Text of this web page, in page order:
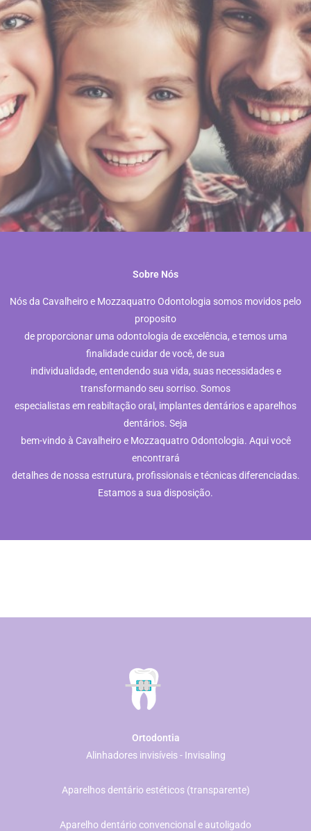
"Quero sempre ter um
sorriso estampado em
Mário QuintanaSobre Nós
Nós da Cavalheiro e Mozzaquatro Odontologia somos movidos pelo
proposito
de proporcionar uma odontologia de excelência, e temos uma
finalidade cuidar de você, de sua
individualidade, entendendo sua vida, suas necessidades e
transformando seu sorriso. Somos
especialistas em reabiltação oral, implantes dentários e aparelhos
dentários. Seja
bem-vindo à Cavalheiro e Mozzaquatro Odontologia. Aqui você
encontrará
detalhes de nossa estrutura, profissionais e técnicas diferenciadas.
Estamos a sua disposição.
Ortodontia
Alinhadores invisíveis - Invisaling
​ Aparelhos dentário estéticos (transparente)
Aparelho dentário convencional e autoligado